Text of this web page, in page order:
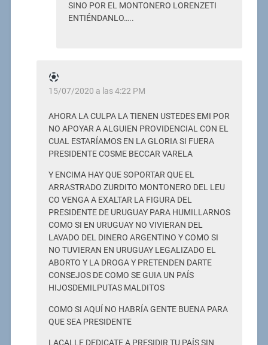
SINO POR EL MONTONERO LORENZETI
ENTIÉNDANLO…..
15/07/2020 a las 4:22 PM
AHORA LA CULPA LA TIENEN USTEDES EMI POR
NO APOYAR A ALGUIEN PROVIDENCIAL CON EL
CUAL ESTARÍAMOS EN LA GLORIA SI FUERA
PRESIDENTE COSME BECCAR VARELA
Y ENCIMA HAY QUE SOPORTAR QUE EL
ARRASTRADO ZURDITO MONTONERO DEL LEU
CO VENGA A EXALTAR LA FIGURA DEL
PRESIDENTE DE URUGUAY PARA HUMILLARNOS
COMO SI EN URUGUAY NO VIVIERAN DEL
LAVADO DEL DINERO ARGENTINO Y COMO SI
NO TUVIERAN EN URUGUAY LEGALIZADO EL
ABORTO Y LA DROGA Y PRETENDEN DARTE
CONSEJOS DE COMO SE GUIA UN PAÍS
HIJOSDEMILPUTAS MALDITOS
COMO SI AQUÍ NO HABRÍA GENTE BUENA PARA
QUE SEA PRESIDENTE
LACALLE DEDICATE A PRESIDIR TU PAÍS SIN